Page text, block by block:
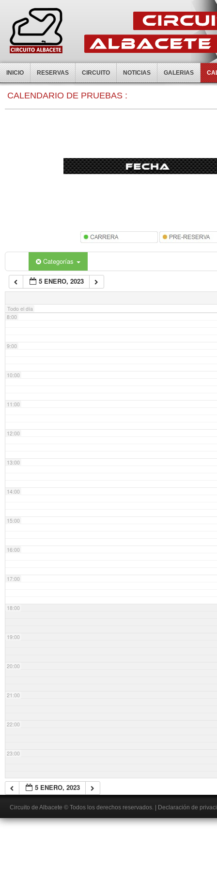
INICIO RESERVAS CIRCUITO NOTICIAS GALERIAS
CALENDARIO DE PRUEBAS :
Categorías
5 ENERO, 2023
Todo el día
0:00
7:00
8:00
9:00
10:00
11:00
12:00
13:00
14:00
15:00
16:00
17:00
18:00
19:00
20:00
21:00
22:00
23:00
5 ENERO, 2023
Circuito de Albacete © Todos los derechos reservados. Declaración de